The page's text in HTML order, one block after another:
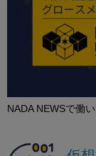
NADA NEWSで働